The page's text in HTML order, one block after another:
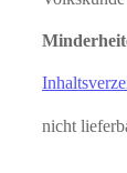
nicht